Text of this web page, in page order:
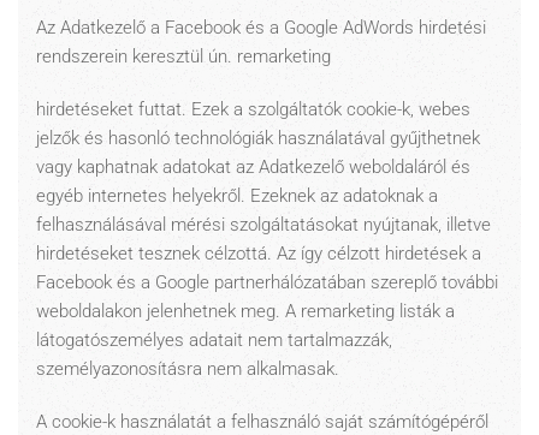
Az Adatkezelő a Facebook és a Google AdWords hirdetési
rendszerein keresztül ún. remarketing
hirdetéseket futtat. Ezek a szolgáltatók cookie-k, webes
jelzők és hasonló technológiák használatával gyűjthetnek
vagy kaphatnak adatokat az Adatkezelő weboldaláról és
egyéb internetes helyekről. Ezeknek az adatoknak a
felhasználásával mérési szolgáltatásokat nyújtanak, illetve
hirdetéseket tesznek célzottá. Az így célzott hirdetések a
Facebook és a Google partnerhálózatában szereplő további
weboldalakon jelenhetnek meg. A remarketing listák a
látogatószemélyes adatait nem tartalmazzák,
személyazonosításra nem alkalmasak.
A cookie-k használatát a felhasználó saját számítógépéről